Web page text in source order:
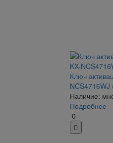
Ключ
NCS4716WJ
Наличие:
Подробнее
0